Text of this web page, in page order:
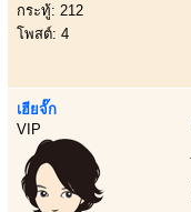
กระทู้: 212
โพสต์: 4
เฮียจั๊ก
VIP